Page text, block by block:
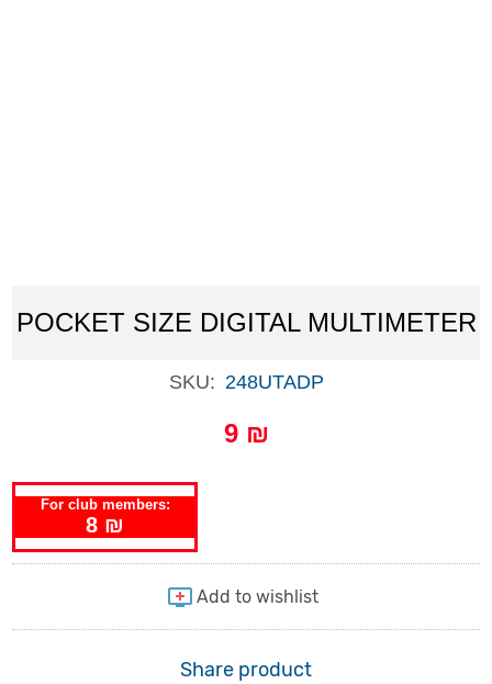
POCKET SIZE DIGITAL MULTIMETER
SKU: 248UTADP
9 ₪
For club members:
8 ₪
Share product